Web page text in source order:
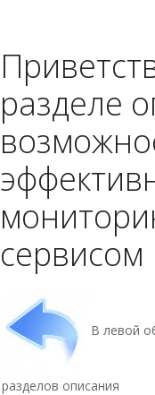
разделе
сервисом
В левой
разделов описания